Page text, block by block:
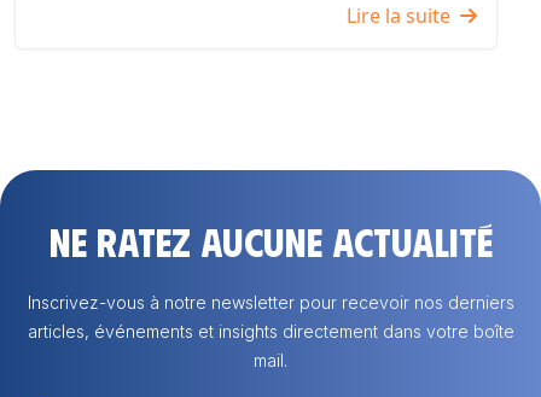
Lire la suite
Ne ratez aucune actualité
Inscrivez-vous à notre newsletter pour recevoir nos derniers
articles, événements et insights directement dans votre boîte
mail.